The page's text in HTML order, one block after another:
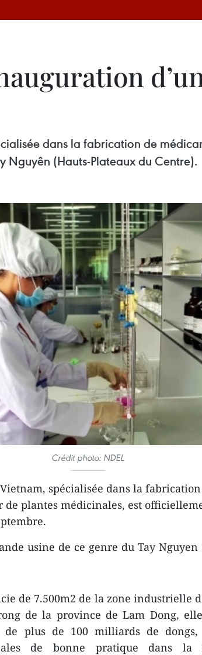
dans la fabrication de
Nguyên (Hauts-Plateaux du Centre).
Crédit photo: NDEL
spécialisée dans la
de plantes médicinales, est
usine de ce genre du Tay Nguyen
de 7.500m2 de la zone industrielle
de la province de Lam Dong,
de plus de 100 milliards de
de bonne pratique dans la